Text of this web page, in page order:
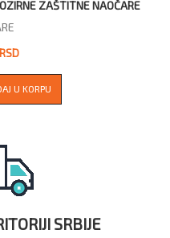
ZAŠTITNE NAOČARE
SRBIJE